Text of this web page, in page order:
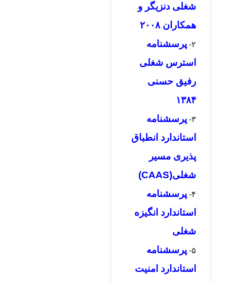
شغلی دنزیگر و
همکاران ۲۰۰۸
۲- پرسشنامه
استرس شغلی
رفیق حسنی
۱۳۸۴
۳- پرسشنامه
استاندارد انطباق
پذیری مسیر
شغلی(CAAS)
۴- پرسشنامه
استاندارد انگیزه
شغلی
۵- پرسشنامه
استاندارد امنیت